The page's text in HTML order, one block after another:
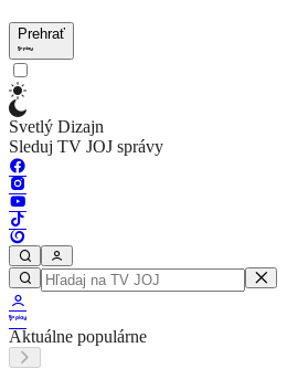
Prehrať
Svetlý Dizajn
Sleduj TV JOJ správy
Aktuálne populárne